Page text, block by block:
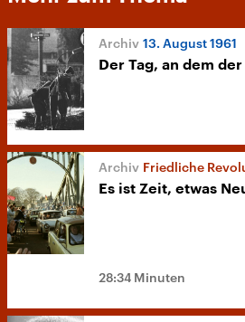
13. August 1961
Der Tag, an dem
Friedliche
Es ist Zeit, etwas
28:34 Minuten